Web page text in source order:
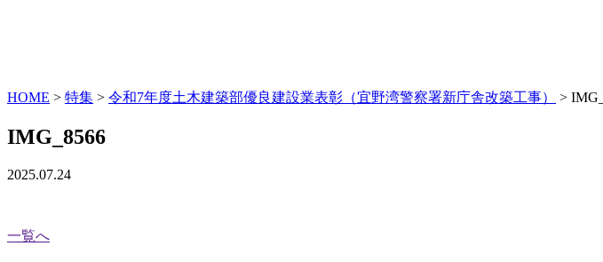
HOME > 特集 > 令和7年度土木建築部優良建設業表彰（宜野湾警察署新庁舎改築工事） >
IMG_8566
2025.07.24
一覧へ